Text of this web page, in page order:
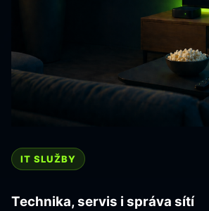
IT SLUŽBY
Technika, servis i správa sítí